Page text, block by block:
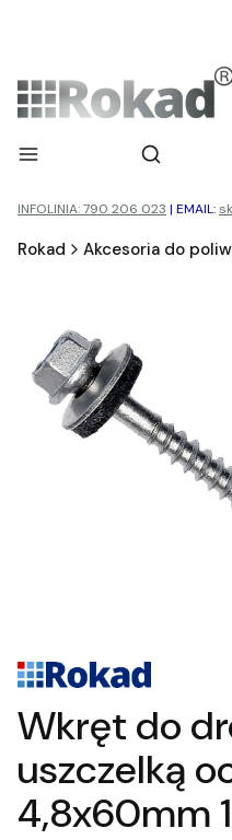
Menu Otwórz
Szukaj
INFOLINIA: 790 206 023 | EMAIL:
Rokad Akcesoria do
Wkręt do
uszczelką
4,8x60mm